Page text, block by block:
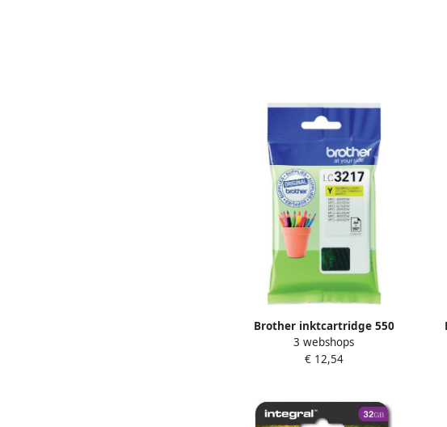
Brother inktcartridge 550
pagina&apos;s OEM LC-3217Y
geel
3 webshops
€ 12,54